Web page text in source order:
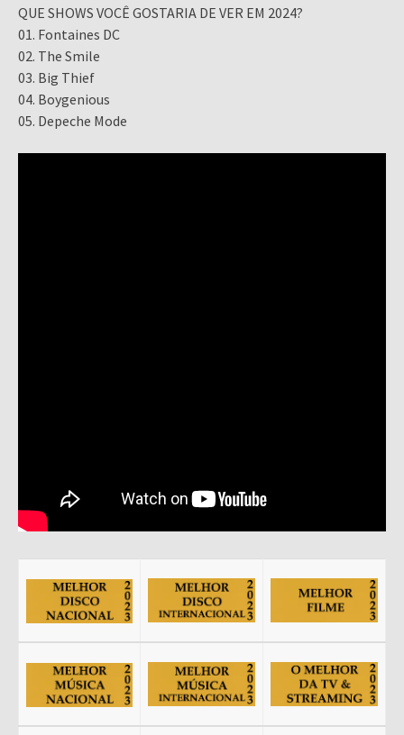
QUE SHOWS VOCÊ GOSTARIA DE VER EM 2024?
01. Fontaines DC
02. The Smile
03. Big Thief
04. Boygenious
05. Depeche Mode